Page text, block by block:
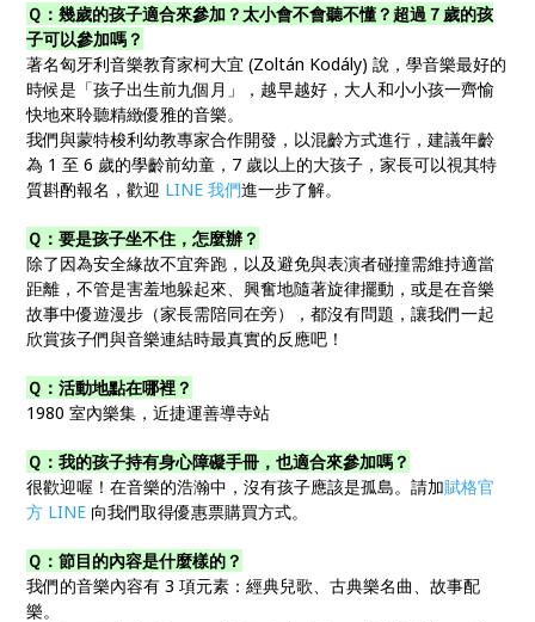
Ｑ：幾歲的孩子適合來參加？太小會不會聽不懂？超過７歲的孩
子可以參加嗎？
著名匈牙利音樂教育家柯大宜 (Zoltán Kodály) 說，學音樂最好的
時候是「孩子出生前九個月」，越早越好，大人和小小孩一齊愉
快地來聆聽精緻優雅的音樂。
我們與蒙特梭利幼教專家合作開發，以混齡方式進行，建議年齡
為 1 至 6 歲的學齡前幼童，7 歲以上的大孩子，家長可以視其特
質斟酌報名，歡迎 LINE 我們進一步了解。
Ｑ：要是孩子坐不住，怎麼辦？
除了因為安全緣故不宜奔跑，以及避免與表演者碰撞需維持適當
距離，不管是害羞地躲起來、興奮地隨著旋律擺動，或是在音樂
故事中優遊漫步（家長需陪同在旁），都沒有問題，讓我們一起
欣賞孩子們與音樂連結時最真實的反應吧！
Ｑ：活動地點在哪裡？
1980 室內樂集，近捷運善導寺站
Ｑ：我的孩子持有身心障礙手冊，也適合來參加嗎？
很歡迎喔！在音樂的浩瀚中，沒有孩子應該是孤島。請加賦格官
方 LINE 向我們取得優惠票購買方式。
Ｑ：節目的內容是什麼樣的？
我們的音樂內容有 3 項元素：經典兒歌、古典樂名曲、故事配
樂。